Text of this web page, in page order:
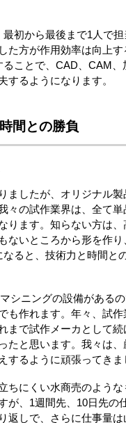
初から最後まで1人で
た方が作用効率は向上
ることで、CAD、CAM
するようになります。
間との勝負
ましたが、オリジナル製
々の試作業界は、全て単
ります。知らない方は、
ないところから形を作り
ると、技術力と時間と
シニングの設備がある
も作れます。年々、試作
まで試作メーカとして
たと思います。我々は
するように頑張ってきま
ちにくい水商売のような
が、1週間先、10日先の
返しで、さらに仕事量は